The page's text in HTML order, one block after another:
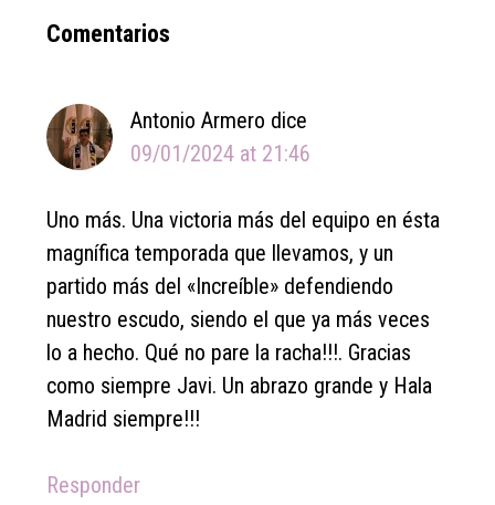
Reader
Comentarios
Antonio Armero dice
09/01/2024 at 21:46
Uno más. Una victoria más del equipo en ésta
magnífica temporada que llevamos, y un
partido más del «Increíble» defendiendo
nuestro escudo, siendo el que ya más veces
lo a hecho. Qué no pare la racha!!!. Gracias
como siempre Javi. Un abrazo grande y Hala
Madrid siempre!!!
Responder